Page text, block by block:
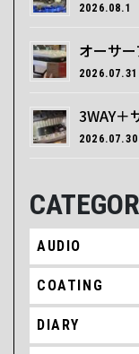
2026.08.1
オーサ
2026.07.31
3WAY＋
2026.07.30
AUDIO
COATING
DIARY